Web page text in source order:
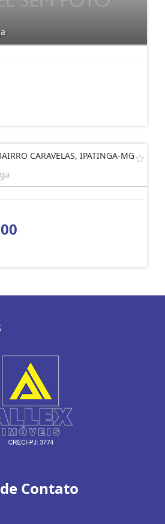
CARAVELAS, IPATINGA-MG
Contato